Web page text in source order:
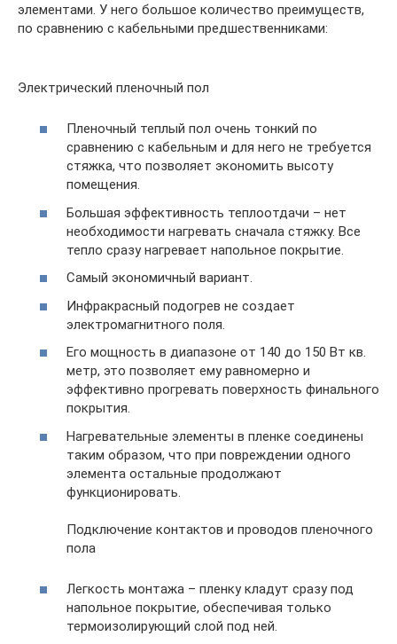
элементами. У него большое количество преимуществ,
по сравнению с кабельными предшественниками:
Электрический пленочный пол
Пленочный теплый пол очень тонкий по
сравнению с кабельным и для него не требуется
стяжка, что позволяет экономить высоту
помещения.
Большая эффективность теплоотдачи – нет
необходимости нагревать сначала стяжку. Все
тепло сразу нагревает напольное покрытие.
Самый экономичный вариант.
Инфракрасный подогрев не создает
электромагнитного поля.
Его мощность в диапазоне от 140 до 150 Вт кв.
метр, это позволяет ему равномерно и
эффективно прогревать поверхность финального
покрытия.
Нагревательные элементы в пленке соединены
таким образом, что при повреждении одного
элемента остальные продолжают
функционировать.
Подключение контактов и проводов пленочного
пола
Легкость монтажа – пленку кладут сразу под
напольное покрытие, обеспечивая только
термоизолирующий слой под ней.